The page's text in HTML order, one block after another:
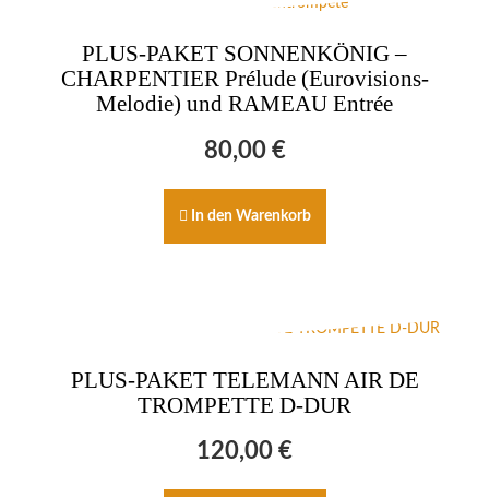
PLUS-PAKET SONNENKÖNIG –
CHARPENTIER Prélude (Eurovisions-
Melodie) und RAMEAU Entrée
80,00 €
In den Warenkorb
PLUS-PAKET TELEMANN AIR DE
TROMPETTE D-DUR
120,00 €